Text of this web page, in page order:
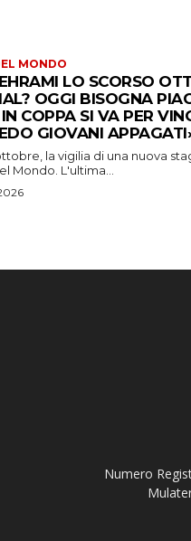
MONDO
LO SCORSO
OGGI BISOGNA
COPPA SI VA PER
GIOVANI
la vigilia di una nuova
Mondo. L'ultima...
Numero